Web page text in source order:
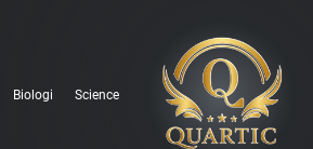
Biologi Science